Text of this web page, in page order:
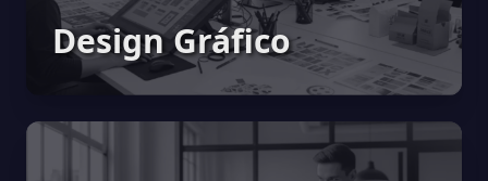
Design Gráfico